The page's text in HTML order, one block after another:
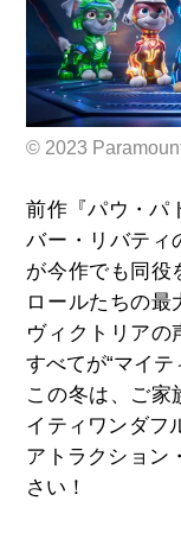
© 2023
前作『パウ・パ
バー・リバティ
が今作でも同役
ロールたちの最
ヴィクトリアの
すべてが“マイテ
この冬は、ご家
イティワンダフ
アトラクション
さい！